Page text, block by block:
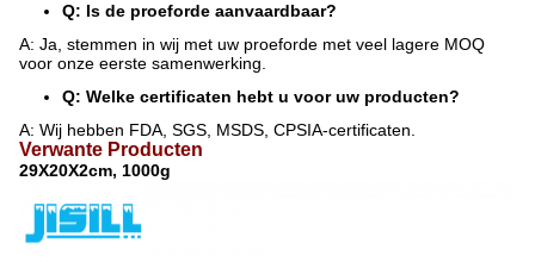
Q: Is de proeforde aanvaardbaar?
A: Ja, stemmen in wij met uw proeforde met veel lagere MOQ
voor onze eerste samenwerking.
Q: Welke certificaten hebt u voor uw producten?
A: Wij hebben FDA, SGS, MSDS, CPSIA-certificaten.
Verwante Producten
29X20X2cm, 1000g